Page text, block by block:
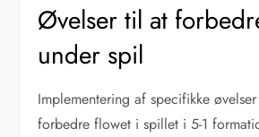
Øvelser til at
under spil
Implementering af specifikke
forbedre flowet i spillet i 5-1